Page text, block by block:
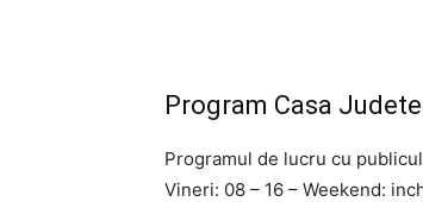
Program Casa
Programul de lucru cu
Vineri: 08 – 16 – Weekend: